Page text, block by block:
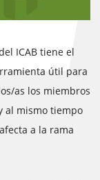
ICAB tiene el
útil para
as los miembros
al mismo tiempo
a la rama